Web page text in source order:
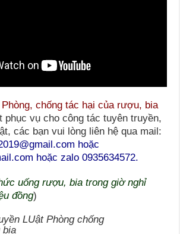
Phòng, chống tác hại của rượu, bia
phục vụ cho công tác tuyên truyền,
các bạn vui lòng liên hệ qua mail:
hoặc
hoặc zalo 0935634572.
uống rượu, bia trong giờ nghỉ
đồng)